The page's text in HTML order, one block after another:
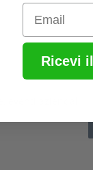
eventi aziendali
Email
Ricevi